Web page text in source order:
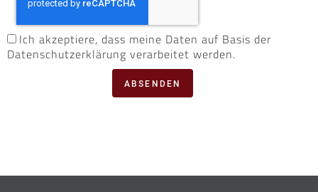
Ich akzeptiere, dass meine Daten auf Basis der
Datenschutzerklärung verarbeitet werden.
ABSENDEN